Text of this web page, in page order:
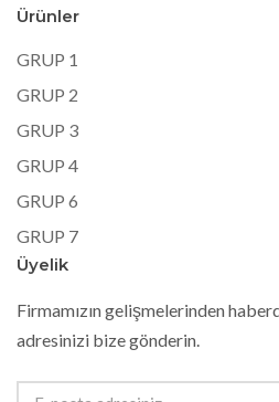
Ürünler
GRUP 1
GRUP 2
GRUP 3
GRUP 4
GRUP 6
GRUP 7
Üyelik
Firmamızın gelişmelerinden
adresinizi bize gönderin.